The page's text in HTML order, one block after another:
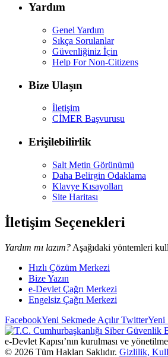
Yardım
Genel Yardım
Sıkça Sorulanlar
Güvenliğiniz İçin
Help For Non-Citizens
Bize Ulaşın
İletişim
CİMER Başvurusu
Erişilebilirlik
Salt Metin Görünümü
Daha Belirgin Odaklama
Klavye Kısayolları
Site Haritası
İletişim Seçenekleri
Yardım mı lazım? Aşağıdaki yöntemleri
Hızlı Çözüm Merkezi
Bize Yazın
e-Devlet Çağrı Merkezi
Engelsiz Çağrı Merkezi
FacebookYeni Sekmede AçılırTwitterYeni
e-Devlet Kapısı’nın kurulması ve
© 2026 Tüm Hakları Saklıdır. Gizlilik,